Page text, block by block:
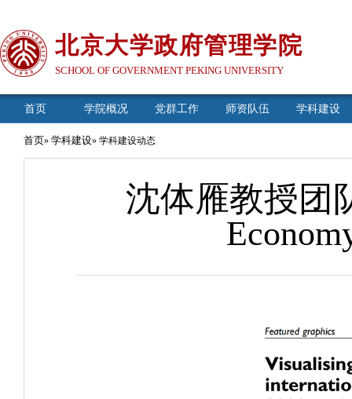
北京大学政府管理学院
SCHOOL OF GOVERNMENT PEKING UNIVERSITY
首页 学院概况 党群工作 师资队伍 学科建设
首页» 学科建设» 学科建设动态
沈体雁教授团